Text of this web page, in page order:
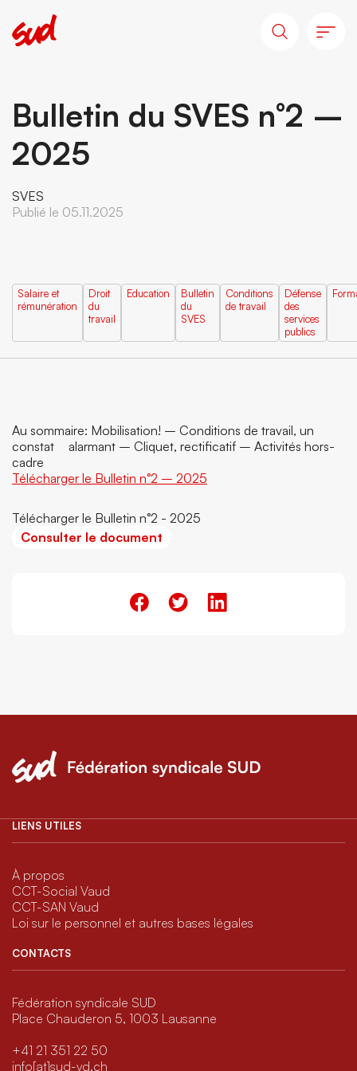
Bulletin du SVES n°2 –
2025
SVES
Publié le 05.11.2025
Salaire et
rémunération
Droit
du
travail
Education
Bulletin
du
SVES
Conditions
de travail
Défense
des
services
publics
Au sommaire: Mobilisation! – Conditions de travail, un
constat alarmant – Cliquet, rectificatif – Activités hors-
cadre
Télécharger le Bulletin n°2 – 2025
Télécharger le Bulletin n°2 - 2025
Consulter le document
LIENS UTILES
À propos
CCT-Social Vaud
CCT-SAN Vaud
Loi sur le personnel et autres bases légales
CONTACTS
Fédération syndicale SUD
Place Chauderon 5, 1003 Lausanne
+41 21 351 22 50
info[at]sud-vd.ch